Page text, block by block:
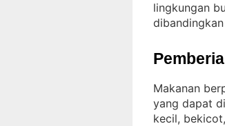
lingkungan
Makanan
yang dapat
kecil,